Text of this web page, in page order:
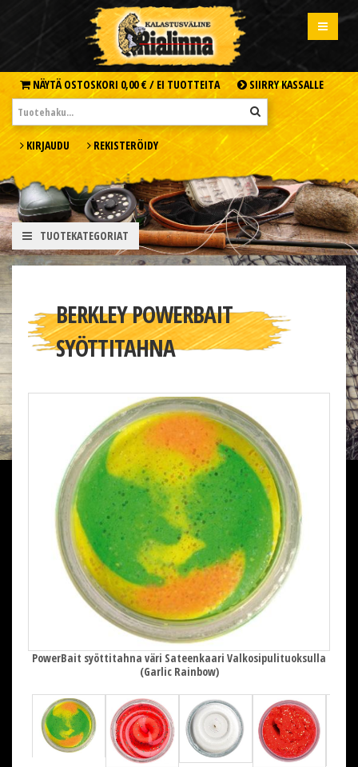
NÄYTÄ OSTOSKORI 0,00 € / EI TUOTTEITA SIIRRY KASSALLE
KIRJAUDU REKISTERÖIDY
TUOTEKATEGORIAT
BERKLEY POWERBAIT
SYÖTTITAHNA
PowerBait syöttitahna väri Sateenkaari Valkosipulituoksulla
(Garlic Rainbow)